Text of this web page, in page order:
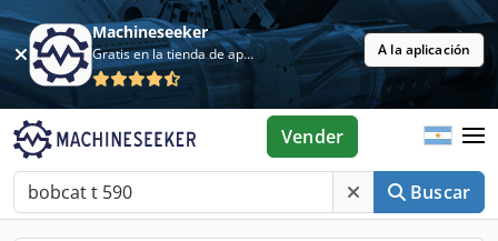
Machineseeker
Gratis en la tienda de aplicaciones A la aplicación
Buscar
Vender